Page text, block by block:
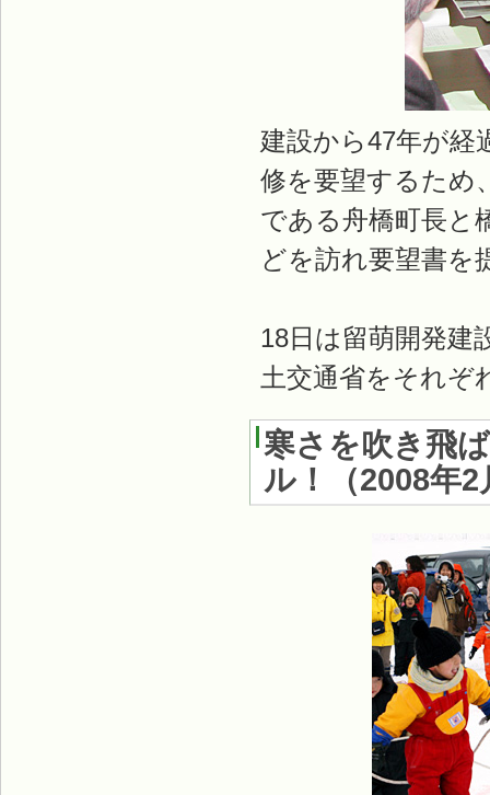
建設から47年が経
修を要望するため
である舟橋町長と
どを訪れ要望書を
18日は留萌開発建
土交通省をそれぞ
寒さを吹き飛
ル！
（2008年2